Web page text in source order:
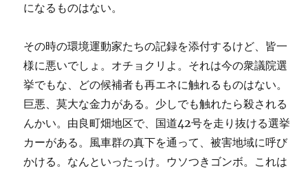
になるものはない。
その時の環境運動家たちの記録を添付するけど、皆一
様に悪いでしょ。オチョクリよ。それは今の衆議院選
挙でもな、どの候補者も再エネに触れるものはない。
巨悪、莫大な金力がある。少しでも触れたら殺される
んかい。由良町畑地区で、国道42号を走り抜ける選挙
カーがある。風車群の真下を通って、被害地域に呼び
かける。なんといったっけ。ウソつきゴンボ。これは